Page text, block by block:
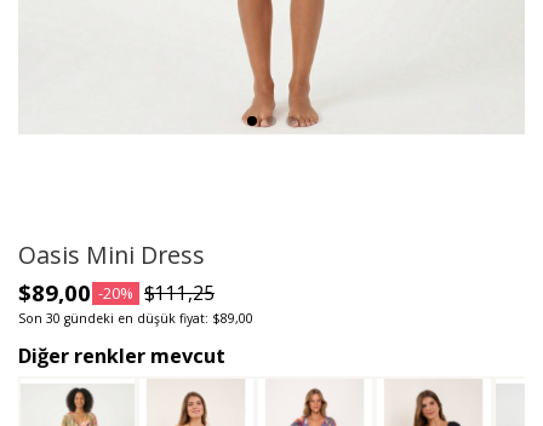
Oasis Mini Dress
$89,00 -20% $111,25
Son 30 gündeki en düşük fiyat: $89,00
Diğer renkler mevcut